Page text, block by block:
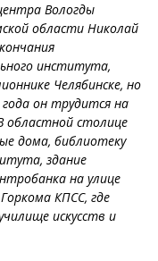
Вологды
области Николай
института,
Челябинске, но
он трудится на
областной столице
дома, библиотеку
здание
на улице
КПСС, где
искусств и